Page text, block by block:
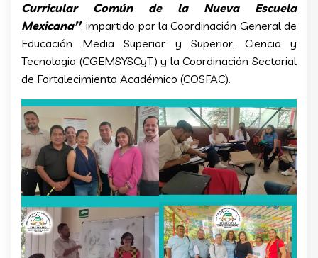
Curricular Común de la Nueva Escuela
Mexicana’’, impartido por la Coordinación General de
Educación Media Superior y Superior, Ciencia y
Tecnologia (CGEMSYSCyT) y la Coordinación Sectorial
de Fortalecimiento Académico (COSFAC).